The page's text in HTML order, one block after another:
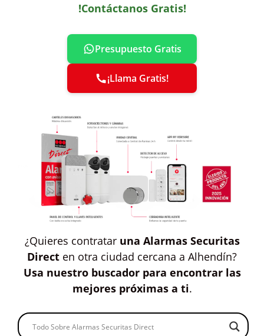
!Contáctanos Gratis!
Presupuesto Gratis
¡Llama Gratis!
¿Quieres contratar una Alarmas Securitas
Direct en otra ciudad cercana a Alhendín?
Usa nuestro buscador para encontrar las
mejores próximas a ti.